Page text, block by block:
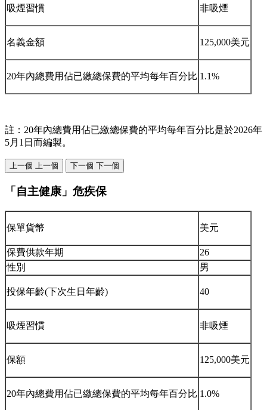
吸煙習慣 非吸煙
名義金額 125,000美元
20年內總費用佔已繳總保費的平均每年百分比 1.1%
註：20年內總費用佔已繳總保費的平均每年百分比是於2026年
5月1日而編製。
上一個 上一個 下一個 下一個
「自主健康」危疾保
保單貨幣 美元
保費供款年期
26
性別
男
投保年齡(下次生日年齡) 40
吸煙習慣 非吸煙
保額 125,000美元
20年內總費用佔已繳總保費的平均每年百分比 1.0%